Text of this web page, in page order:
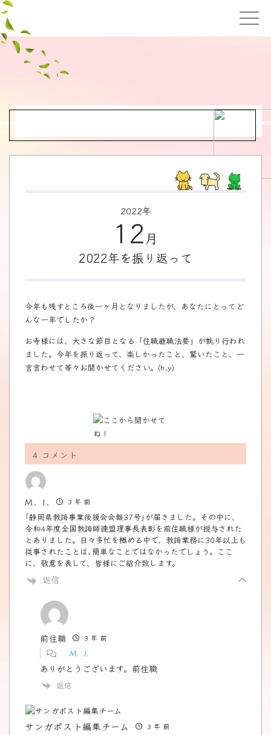
2022年
12月
2022年を振り返って
今年も残すところ後一ヶ月となりましたが、あなたにとってど
んな一年でしたか？
お寺様には、大きな節目となる「住職継職法要」が執り行われ
ました。今年を振り返って、楽しかったこと、驚いたこと、一
言言わせて等々お聞かせてください。(h.y)
4 コメント
M．I. 3 年 前
｢静岡県教誨事業後援会会報37号｣が届きました。その中に、
令和4年度全国教誨師連盟理事長表彰を前住職様が授与された
とありました。日々多忙を極める中で、教誨業務に30年以上も
従事されたことは､簡単なことではなかったでしょう。ここ
に、敬意を表して、皆様にご紹介致します。
返信
前住職 3 年 前
M．I.
ありがとうございます。前住職
返信
サンガポスト編集チーム 3 年 前